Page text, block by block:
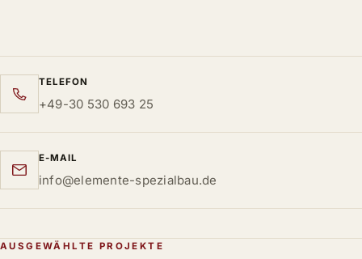
TELEFON
+49-30 530 693 25
E-MAIL
info@elemente-spezialbau.de
AUSGEWÄHLTE PROJEKTE